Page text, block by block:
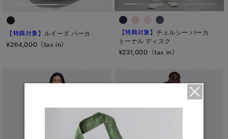
【特典対象】
ルイーズ パーカ
¥264,000（tax in）
【特典対象】チェルシー パーカ
トーナル ディスク
¥231,000（tax in）